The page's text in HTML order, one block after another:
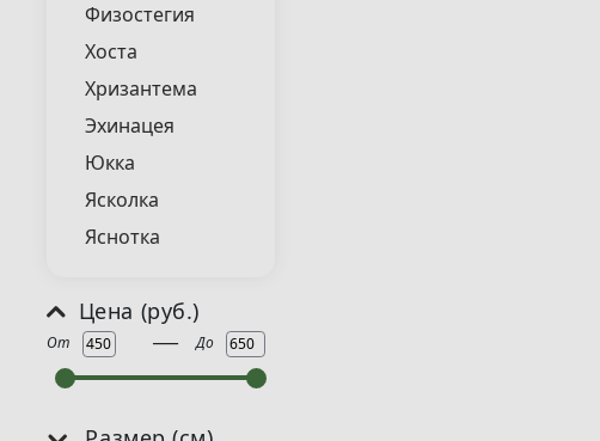
Физостегия
Хоста
Хризантема
Эхинацея
Юкка
Ясколка
Яснотка
Цена (руб.)
От До